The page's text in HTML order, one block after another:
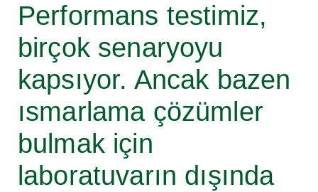
Performans testimiz,
birçok senaryoyu
kapsıyor. Ancak bazen
ısmarlama çözümler
bulmak için
laboratuvarın dışında